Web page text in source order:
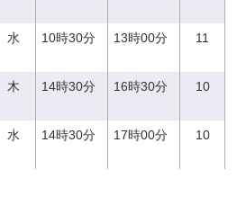
水 10時30分 13時00分 11
木 14時30分 16時30分 10
水 14時30分 17時00分 10